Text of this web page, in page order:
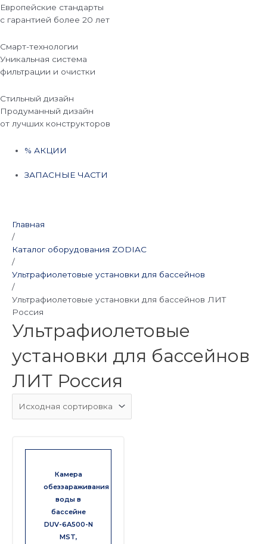
Европейские стандарты
с гарантией более 20 лет
Смарт-технологии
Уникальная система
фильтрации и очистки
Стильный дизайн
Продуманный дизайн
от лучших конструкторов
% АКЦИИ
ЗАПАСНЫЕ ЧАСТИ
Главная
/
Каталог оборудования ZODIAC
/
Ультрафиолетовые установки для бассейнов
/
Ультрафиолетовые установки для бассейнов ЛИТ
Россия
Ультрафиолетовые
установки для бассейнов
ЛИТ Россия
Камера
обеззараживания
воды в
бассейне
DUV-6A500-N
MST,